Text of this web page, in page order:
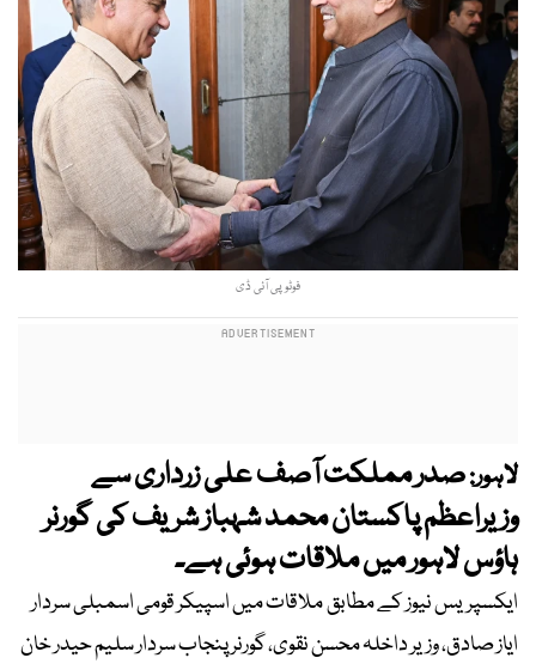
فوٹو پی آئی ڈی
لاہور:صدر مملکت آصف علی زرداری سے
وزیراعظم پاکستان محمد شہباز شریف کی گورنر
ہاؤس لاہور میں ملاقات ہوئی ہے۔
ایکسپریس نیوز کے مطابق ملاقات میں اسپیکر قومی اسمبلی سردار
ایاز صادق، وزیر داخلہ محسن نقوی، گورنر پنجاب سردار سلیم حیدر خان